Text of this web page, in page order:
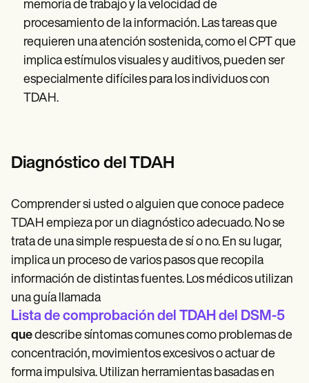
memoria de trabajo y la velocidad de
procesamiento de la información. Las tareas que
requieren una atención sostenida, como el CPT que
implica estímulos visuales y auditivos, pueden ser
especialmente difíciles para los individuos con
TDAH.
Diagnóstico del TDAH
Comprender si usted o alguien que conoce padece
TDAH empieza por un diagnóstico adecuado. No se
trata de una simple respuesta de sí o no. En su lugar,
implica un proceso de varios pasos que recopila
información de distintas fuentes. Los médicos utilizan
una guía llamada
Lista de comprobación del TDAH del DSM-5
quedescribe síntomas comunes como problemas de
concentración, movimientos excesivos o actuar de
forma impulsiva. Utilizan herramientas basadas en